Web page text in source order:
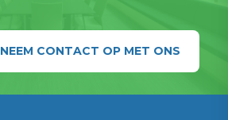
NEEM CONTACT OP MET ONS